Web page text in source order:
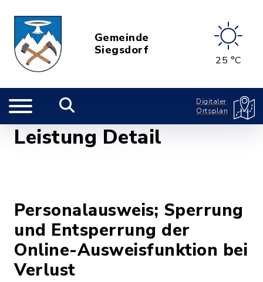
Gemeinde
Siegsdorf
25 °C
Digitaler
Ortsplan
Leistung Detail
Personalausweis; Sperrung
und Entsperrung der
Online-Ausweisfunktion bei
Verlust